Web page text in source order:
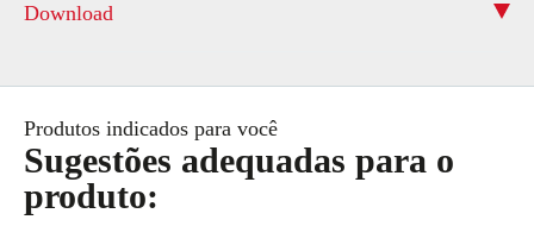
Download
Produtos indicados para você
Sugestões adequadas para o
produto: